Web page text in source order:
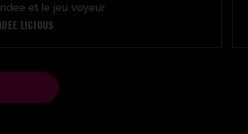
et le jeu voyeur
LICIOUS